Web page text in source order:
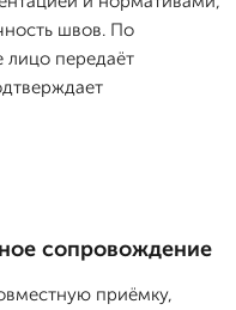
швов. По
лицо передаёт
сопровождение
приёмку,